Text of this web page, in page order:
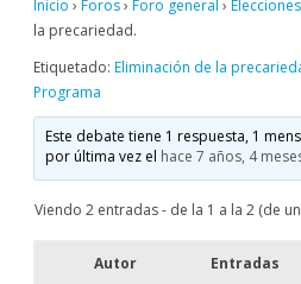
Inicio › Foros› Foro general ›
la precariedad.
Etiquetado: Eliminación de la
Programa
Este debate tiene 1 respuesta, 1
por última vez el hace 7 años, 4
Viendo 2 entradas - de la 1 a la 2 (de
Autor Entradas